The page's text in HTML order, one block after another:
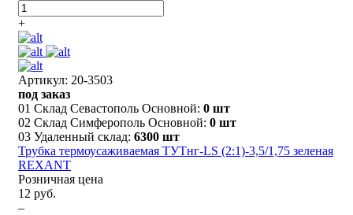
+
Артикул: 20-3503
под заказ
01 Склад Севастополь Основной: 0 шт
02 Склад Симферополь Основной: 0 шт
03 Удаленный склад: 6300 шт
Трубка термоусаживаемая ТУТнг-LS (2:1)-3,5/1,75 зеленая
REXANT
Розничная цена
12 руб.
–